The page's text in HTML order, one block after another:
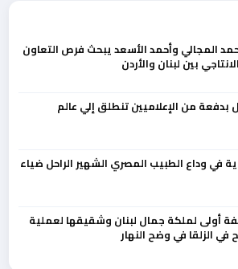
المجالي وأحمد الأسعد يبحث فرص التعاون
بين لبنان والأردن
بدفعة من الإعلاميين تنطلق إلي عالم
في وداع الطبيب المصري الشهير الراحل ضياء
أولى لملكة جمال لبنان وشقيقها لعملية
الزلقا في وضح النهار